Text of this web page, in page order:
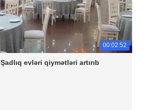
00:02:52
evləri qiymətləri artırıb